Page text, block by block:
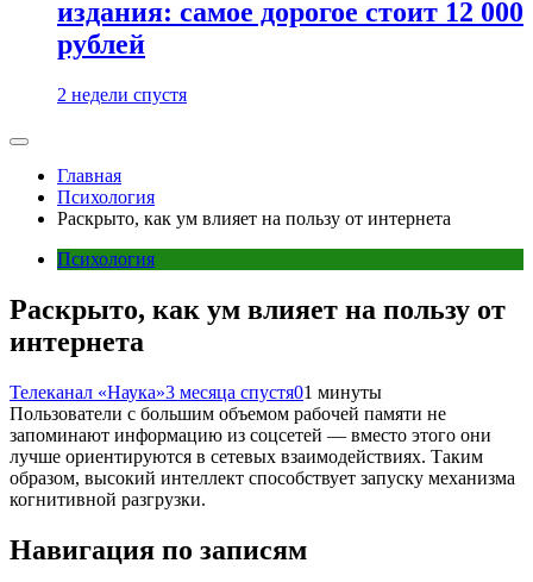
издания: самое дорогое стоит 12 000
рублей
2 недели спустя
Главная
Психология
Раскрыто, как ум влияет на пользу от интернета
Психология
Раскрыто, как ум влияет на пользу от
интернета
Телеканал «Наука»3 месяца спустя01 минуты
Пользователи с большим объемом рабочей памяти не
запоминают информацию из соцсетей — вместо этого они
лучше ориентируются в сетевых взаимодействиях. Таким
образом, высокий интеллект способствует запуску механизма
когнитивной разгрузки.
Навигация по записям